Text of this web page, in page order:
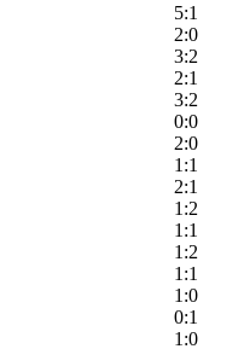
5:1
2:0
3:2
2:1
3:2
0:0
2:0
1:1
2:1
1:2
1:1
1:2
1:1
1:0
0:1
1:0